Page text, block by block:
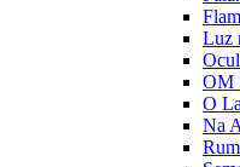
Luz
OM
O
Na